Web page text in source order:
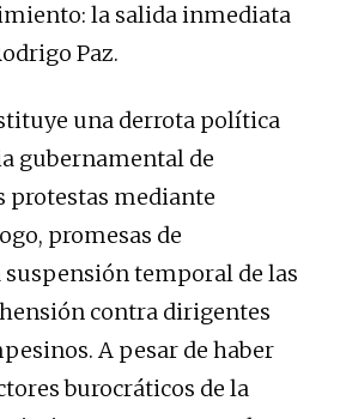
la salida inmediata
Paz.
una derrota política
gubernamental de
protestas mediante
promesas de
suspensión temporal de las
contra dirigentes
A pesar de haber
burocráticos de la